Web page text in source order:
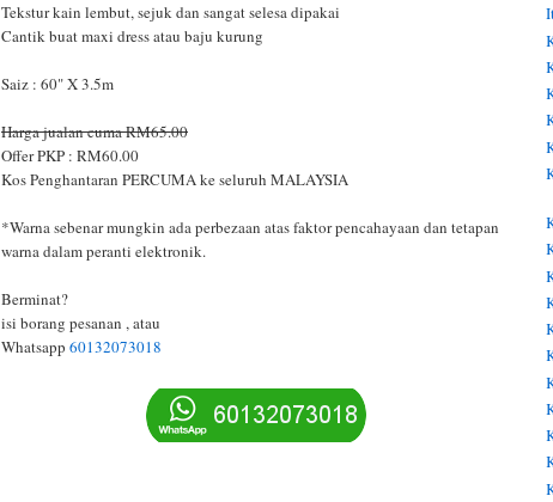
Tekstur kain lembut, sejuk dan sangat selesa dipakai
Cantik buat maxi dress atau baju kurung
Saiz : 60" X 3.5m
Harga jualan cuma RM65.00
Offer PKP : RM60.00
Kos Penghantaran PERCUMA ke seluruh MALAYSIA
*Warna sebenar mungkin ada perbezaan atas faktor pencahayaan dan tetapan
warna dalam peranti elektronik.
Berminat?
isi borang pesanan , atau
Whatsapp 60132073018